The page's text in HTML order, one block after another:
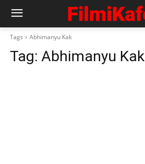
Tags Abhimanyu Kak
Tag: Abhimanyu Kak